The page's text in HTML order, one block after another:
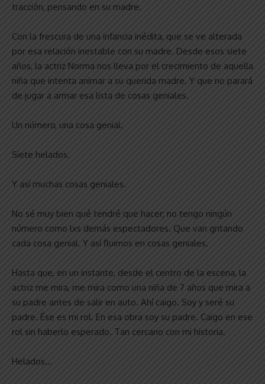
tracción, pensando en su madre.
Con la frescura de una infancia inédita, que se ve alterada
por esa relación inestable con su madre. Desde esos siete
años, la actriz Norma nos lleva por el crecimiento de aquella
niña que intenta animar a su querida madre. Y que no parará
de jugar a armar esa lista de cosas geniales.
Un número, una cosa genial.
Siete helados.
Y así muchas cosas geniales.
No sé muy bien qué tendré que hacer; no tengo ningún
número como lxs demás espectadores. Que van gritando
cada cosa genial. Y así fluimos en cosas geniales.
Hasta que, en un instante, desde el centro de la escena, la
actriz me mira, me mira como una niña de 7 años que mira a
su padre antes de salir en auto. Ahí caigo. Soy y seré su
padre. Ése es mi rol. En esa obra soy su padre. Caigo en ese
rol sin haberlo esperado. Tan cercano con mi historia.
Helados…